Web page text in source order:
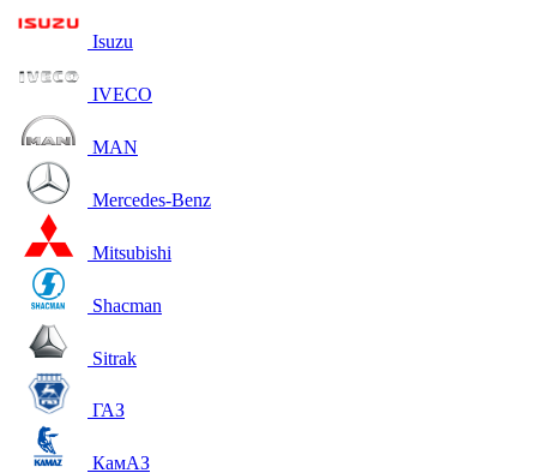
Isuzu
IVECO
MAN
Mercedes-Benz
Mitsubishi
Shacman
Sitrak
ГАЗ
КамАЗ